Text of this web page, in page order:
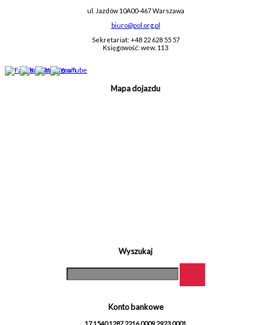
ul. Jazdów 10A00-467 Warszawa
biuro@pol.org.pl
Sekretariat: +48 22 628 55 57
Księgowość: wew. 113
Mapa dojazdu
Wyszukaj
Konto bankowe